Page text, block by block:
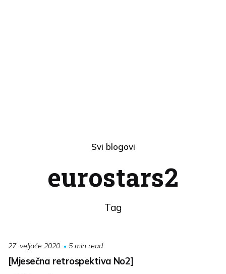
Svi blogovi
eurostars2
Tag
27. veljače 2020. 5 min read
[Mjesečna retrospektiva No2]